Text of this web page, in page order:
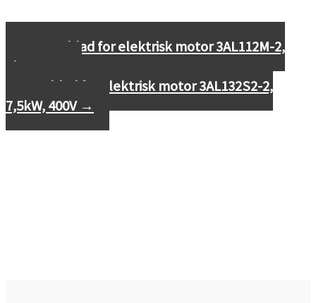
Datablad for elektrisk motor 3AL112M-2,
4kW, 400V
Datablad for elektrisk motor 3AL132S2-2,
7,5kW, 400V →